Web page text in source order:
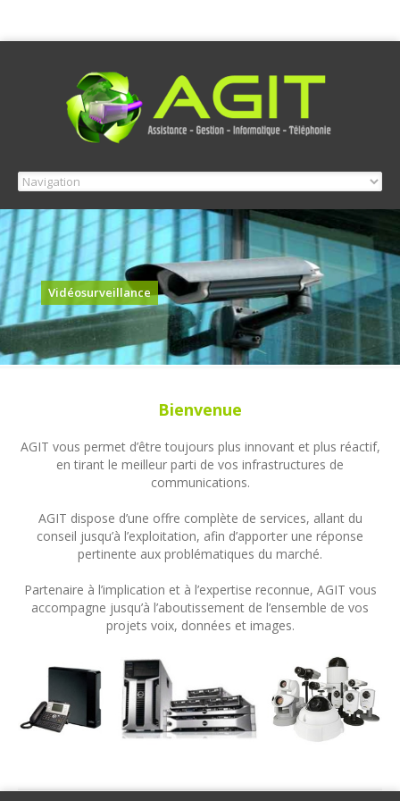
Vidéosurveillance
Bienvenue
AGIT vous permet d’être toujours plus innovant et plus réactif,
en tirant le meilleur parti de vos infrastructures de
communications.
AGIT dispose d’une offre complète de services, allant du
conseil jusqu’à l’exploitation, afin d’apporter une réponse
pertinente aux problématiques du marché.
Partenaire à l’implication et à l’expertise reconnue, AGIT vous
accompagne jusqu’à l’aboutissement de l’ensemble de vos
projets voix, données et images.